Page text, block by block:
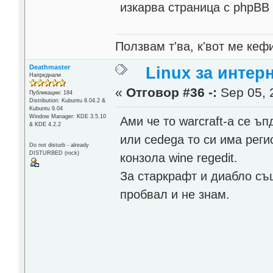
изкарва страница с
Ползвам т'ва, к'вот ме
Deathmaster
Напреднали
Публикации: 184
Distribution: Kubuntu 8.04.2 &
Kubuntu 9.04
Window Manager: KDE 3.5.10
& KDE 4.2.2
Do not disturb - already
DISTURBED (rock)
Linux за
« Отговор #36 -: Sep 05,
Ами че то warcraft-а се
или cedega то си има
конзола wine regedit.
За старкрафт и диабло
пробвал и не знам.